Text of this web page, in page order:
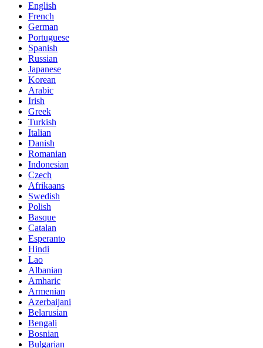
English
French
German
Portuguese
Spanish
Russian
Japanese
Korean
Arabic
Irish
Greek
Turkish
Italian
Danish
Romanian
Indonesian
Czech
Afrikaans
Swedish
Polish
Basque
Catalan
Esperanto
Hindi
Lao
Albanian
Amharic
Armenian
Azerbaijani
Belarusian
Bengali
Bosnian
Bulgarian